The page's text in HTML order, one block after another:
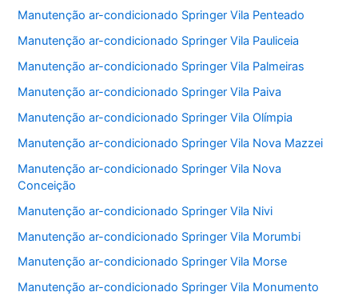
Manutenção ar-condicionado Springer Vila Penteado
Manutenção ar-condicionado Springer Vila Pauliceia
Manutenção ar-condicionado Springer Vila Palmeiras
Manutenção ar-condicionado Springer Vila Paiva
Manutenção ar-condicionado Springer Vila Olímpia
Manutenção ar-condicionado Springer Vila Nova Mazzei
Manutenção ar-condicionado Springer Vila Nova
Conceição
Manutenção ar-condicionado Springer Vila Nivi
Manutenção ar-condicionado Springer Vila Morumbi
Manutenção ar-condicionado Springer Vila Morse
Manutenção ar-condicionado Springer Vila Monumento